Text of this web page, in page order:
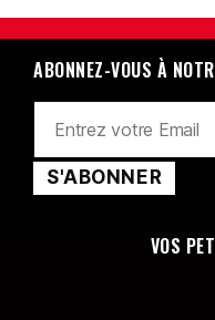
ABONNEZ-VOUS À
VOS